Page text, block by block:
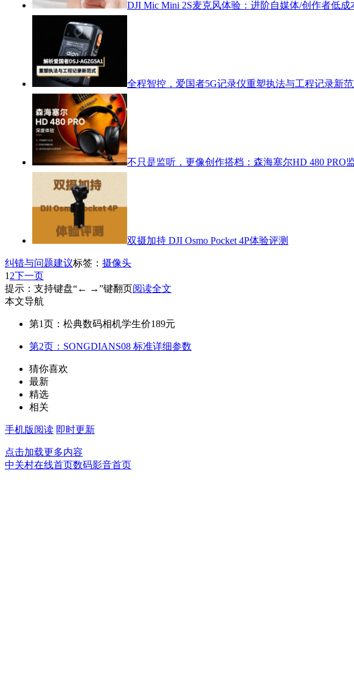
DJI Mic Mini 2S麦克风体验：进阶自媒体/创作者低成
全程智控，爱国者5G记录仪重塑执法与工程记录新
不只是监听，更像创作搭档：森海塞尔HD 480 PRO
双摄加持 DJI Osmo Pocket 4P体验评测
纠错与问题建议标签： 摄像头
1 2下一页
提示：支持键盘“← →”键翻页阅读全文
本文导航
第1页：松典数码相机学生价189元
第2页：SONGDIANS08 标准详细参数
猜你喜欢
最新
精选
相关
手机版阅读 即时更新
点击加载更多内容
中关村在线首页数码影音首页